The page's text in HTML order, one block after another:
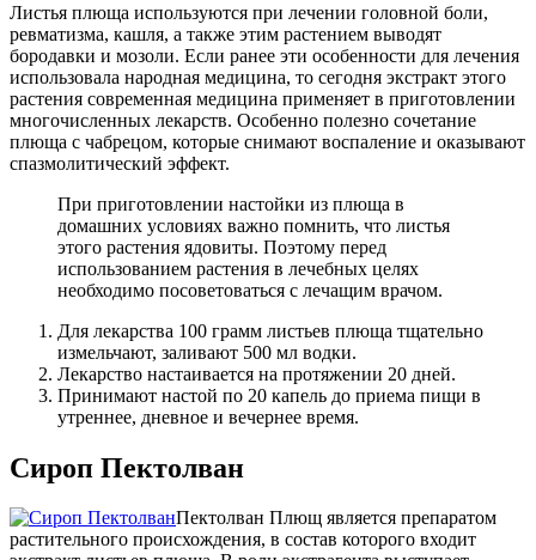
Листья плюща используются при лечении головной боли,
ревматизма, кашля, а также этим растением выводят
бородавки и мозоли. Если ранее эти особенности для лечения
использовала народная медицина, то сегодня экстракт этого
растения современная медицина применяет в приготовлении
многочисленных лекарств. Особенно полезно сочетание
плюща с чабрецом, которые снимают воспаление и оказывают
спазмолитический эффект.
При приготовлении настойки из плюща в
домашних условиях важно помнить, что листья
этого растения ядовиты. Поэтому перед
использованием растения в лечебных целях
необходимо посоветоваться с лечащим врачом.
Для лекарства 100 грамм листьев плюща тщательно
измельчают, заливают 500 мл водки.
Лекарство настаивается на протяжении 20 дней.
Принимают настой по 20 капель до приема пищи в
утреннее, дневное и вечернее время.
Сироп Пектолван
Пектолван Плющ является препаратом
растительного происхождения, в состав которого входит